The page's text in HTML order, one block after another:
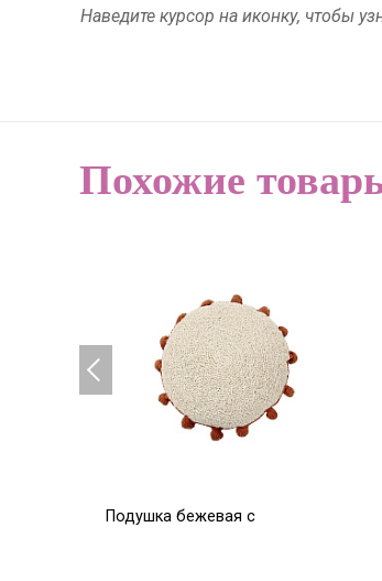
Наведите курсор на иконку, чтобы
Похожие
Подушка бежевая с